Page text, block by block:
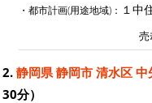
・都市計画(用途地域)： １中
売
2. 静岡県 静岡市 清水区 中
30分）